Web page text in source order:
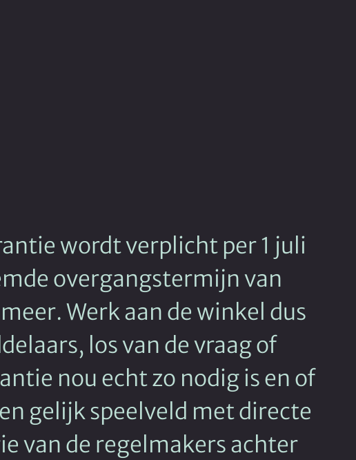
wordt verplicht per 1 juli
overgangstermijn van
Werk aan de winkel dus
los van de vraag of
nou echt zo nodig is en of
gelijk speelveld met directe
van de regelmakers achter